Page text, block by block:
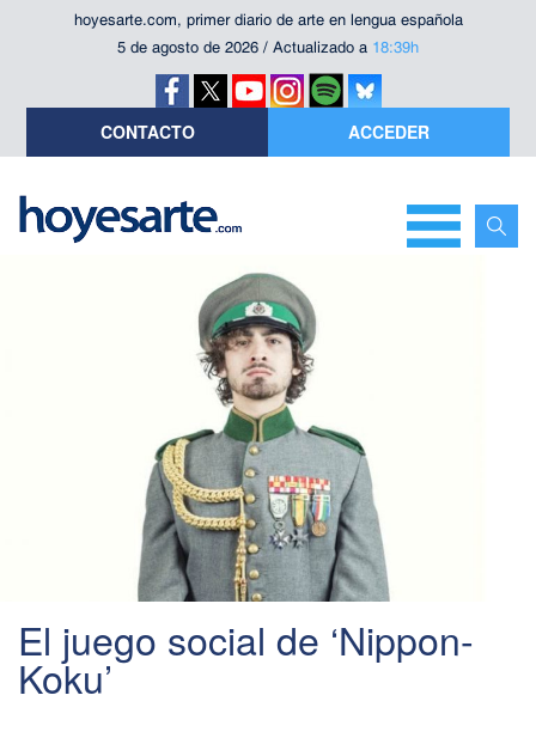
hoyesarte.com, primer diario de arte en lengua española
5 de agosto de 2026 / Actualizado a 18:39h
CONTACTO ACCEDER
El juego social de ‘Nippon-
Koku’